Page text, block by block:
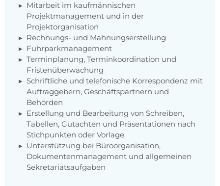
Mitarbeit im kaufmännischen
Projektmanagement und in der
Projektorganisation
Rechnungs- und Mahnungserstellung
Fuhrparkmanagement
Terminplanung, Terminkoordination und
Fristenüberwachung
Schriftliche und telefonische Korrespondenz mit
Auftraggebern, Geschäftspartnern und
Behörden
Erstellung und Bearbeitung von Schreiben,
Tabellen, Gutachten und Präsentationen nach
Stichpunkten oder Vorlage
Unterstützung bei Büroorganisation,
Dokumentenmanagement und allgemeinen
Sekretariatsaufgaben